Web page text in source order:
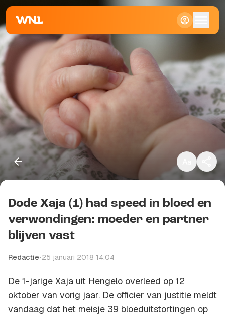
Standaard
Kopieer link
Dode Xaja (1) had speed in bloed en
verwondingen: moeder en partner
blijven vast
Redactie•25 januari 2018 14:04
De 1-jarige Xaja uit Hengelo overleed op 12
oktober van vorig jaar. De officier van justitie meldt
vandaag dat het meisje 39 bloeduitstortingen op